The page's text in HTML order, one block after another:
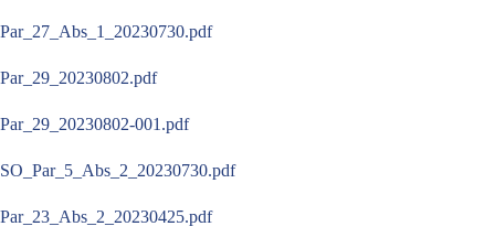
Par_27_Abs_1_20230730.pdf
Par_29_20230802.pdf
Par_29_20230802-001.pdf
SO_Par_5_Abs_2_20230730.pdf
Par_23_Abs_2_20230425.pdf